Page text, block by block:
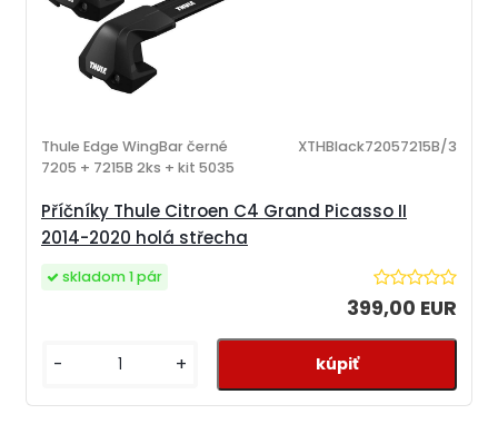
Příčníky Thule Citroen C4 Grand Picasso II
2014-2020 holá střecha
Thule Edge WingBar černé
7205 + 7215B 2ks + kit 5035
XTHBlack72057215B/3
399,00 EUR
skladom 1 pár
- +